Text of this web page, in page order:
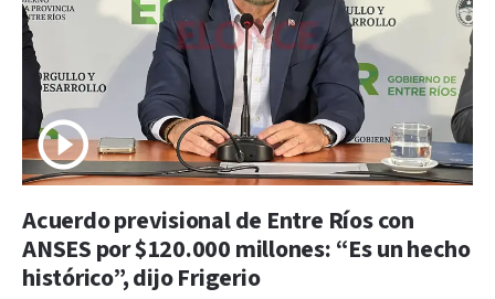
Acuerdo previsional de Entre Ríos con
ANSES por $120.000 millones: “Es un hecho
histórico”, dijo Frigerio